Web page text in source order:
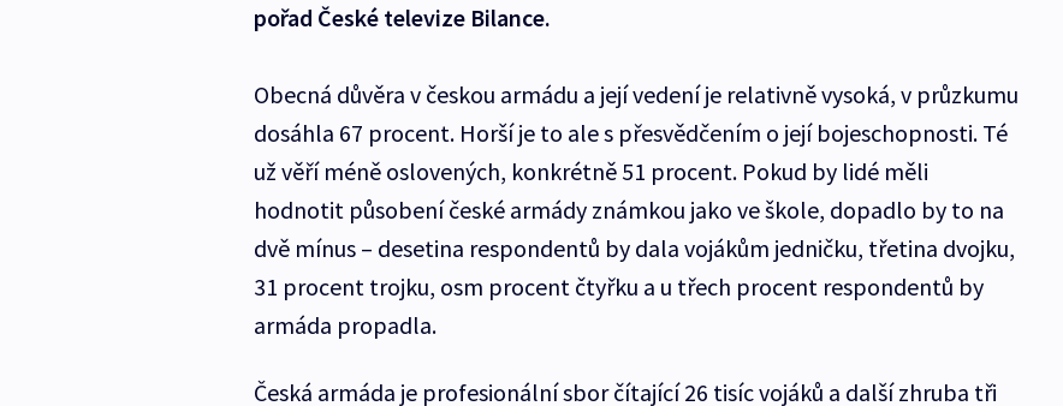
pořad České televize Bilance.
Obecná důvěra v českou armádu a její vedení je relativně vysoká, v průzkumu
dosáhla 67 procent. Horší je to ale s přesvědčením o její bojeschopnosti. Té
už věří méně oslovených, konkrétně 51 procent. Pokud by lidé měli
hodnotit působení české armády známkou jako ve škole, dopadlo by to na
dvě mínus – desetina respondentů by dala vojákům jedničku, třetina dvojku,
31 procent trojku, osm procent čtyřku a u třech procent respondentů by
armáda propadla.
Česká armáda je profesionální sbor čítající 26 tisíc vojáků a další zhruba tři